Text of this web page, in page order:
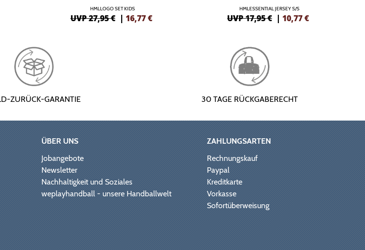
HMLLOGO SET KIDS
UVP 27,95 € | 16,77€
HMLESSENTIAL JERSEY S/S
UVP 17,95 € |10,77€
ZURÜCK-GARANTIE 30 TAGE RÜCKGABERECHT
ÜBER UNS
Jobangebote
Newsletter
Nachhaltigkeit und Soziales
weplayhandball - unsere Handballwelt
ZAHLUNGSARTEN
Rechnungskauf
Paypal
Kreditkarte
Vorkasse
Sofortüberweisung